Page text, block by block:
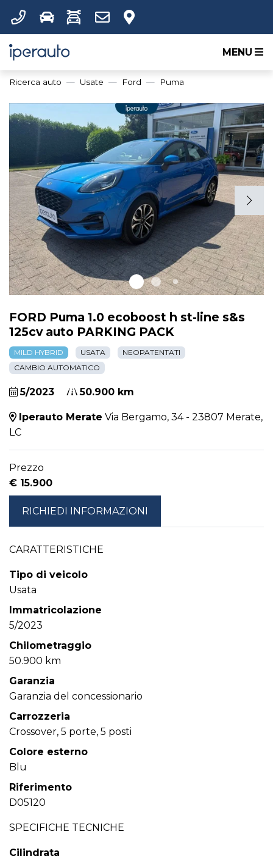
MENU
Ricerca auto Usate Ford Puma
FORD Puma 1.0 ecoboost h st-line s&s
125cv auto PARKING PACK
MILD HYBRID USATA
NEOPATENTATI
CAMBIO AUTOMATICO
5/2023 50.900 km
Iperauto Merate Via Bergamo, 34 - 23807 Merate,
LC
Prezzo
€ 15.900
RICHIEDI INFORMAZIONI
CARATTERISTICHE
Tipo di veicolo
Usata
Immatricolazione
5/2023
Chilometraggio
50.900 km
Garanzia
Garanzia del concessionario
Carrozzeria
Crossover, 5 porte, 5 posti
Colore esterno
Blu
Riferimento
D05120
SPECIFICHE TECNICHE
Cilindrata